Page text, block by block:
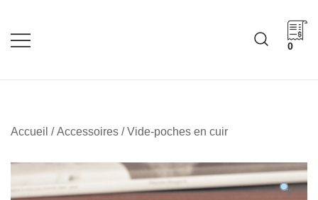
content
0
Accueil /Accessoires / Vide-poches en cuir